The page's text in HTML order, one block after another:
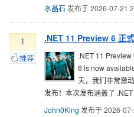
水晶石 发布于 2026-07-21
1 .NET 11 Preview 6 正式
.NET 11
6 is now
天，我们非常激
发布！本次发布涵盖了
John0King 发布于 2026-